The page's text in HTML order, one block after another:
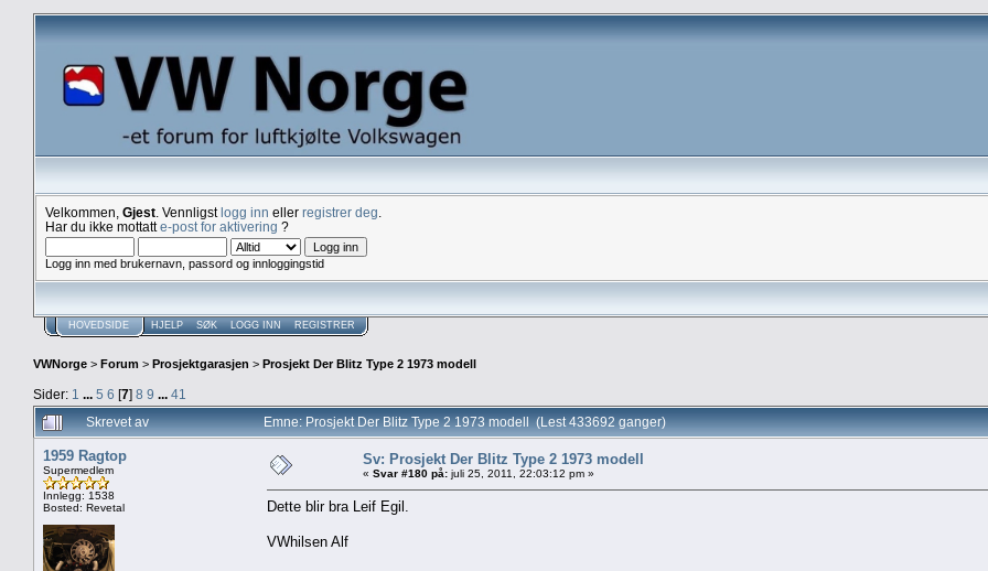
Velkommen, Gjest . Vennligstlogg inn eller registrer deg
Har du ikke mottatte-post for aktivering ?
Logg inn med brukernavn, passord og innloggingstid
HOVEDSIDE HJELP SØK LOGG INN REGISTRER
VWNorge > Forum > Prosjektgarasjen > Prosjekt Der Blitz Type 2 1973 modell
Sider: 1 ... 5 6 [7] 8 9 ... 41
Skrevet av Emne: Prosjekt Der Blitz Type 2 1973 modell (Lest 433692 ganger)
1959 Ragtop
Supermedlem
Innlegg: 1538
Bosted: Revetal
Sv: Prosjekt Der Blitz Type 2 1973 modell
« Svar #180 på: juli 25, 2011, 22:03:12 pm »
Dette blir bra Leif Egil.
VWhilsen Alf